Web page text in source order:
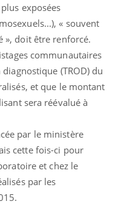
exposées
« souvent
», doit être renforcé.
communautaires
(TROD) du
et que le montant
sera réévalué à
par le ministère
cette fois-ci pour
et chez le
par les